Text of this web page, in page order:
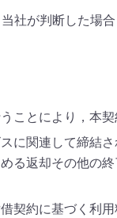
社が判断した場合
とにより，本契
関連して締結
る返却その他の
約に基づく利